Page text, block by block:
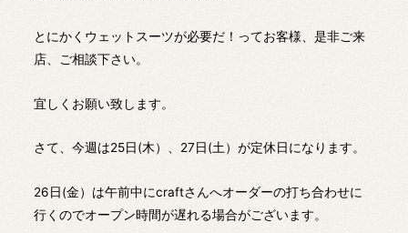
とにかくウェットスーツが必要だ！ってお客様、是非ご来
店、ご相談下さい。
宜しくお願い致します。
さて、今週は25日(木）、27日(土）が定休日になります。
26日(金）は午前中にcraftさんへオーダーの打ち合わせに
行くのでオープン時間が遅れる場合がございます。